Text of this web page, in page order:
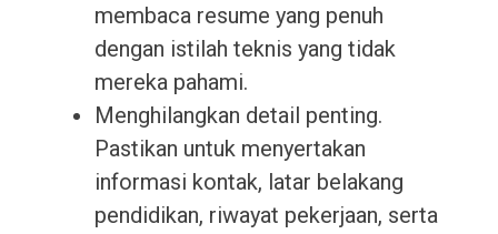
membaca resume yang penuh
dengan istilah teknis yang tidak
mereka pahami.
Menghilangkan detail penting.
Pastikan untuk menyertakan
informasi kontak, latar belakang
pendidikan, riwayat pekerjaan, serta